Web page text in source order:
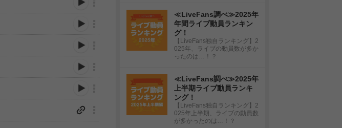
≪LiveFans調べ≫2025年
年間ライブ動員ランキン
グ！
【LiveFans独自ランキング】2
025年、ライブの動員数が多か
ったのは…！？
≪LiveFans調べ≫2025年
上半期ライブ動員ランキ
ング！
【LiveFans独自ランキング】2
025年上半期、ライブの動員数
が多かったのは…！？